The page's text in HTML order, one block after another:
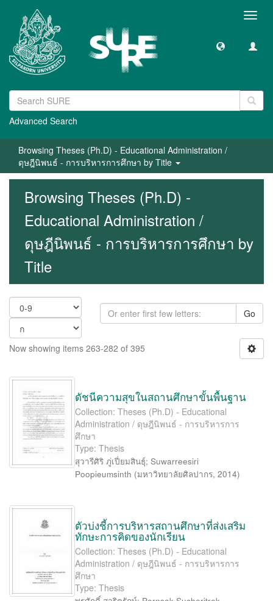
Advanced Search
Browsing Theses (Ph.D) - Educational Administration /
ดุษฎีนิพนธ์ - การบริหารการศึกษา by Title
Browsing Theses (Ph.D) -
Educational Administration /
ดุษฎีนิพนธ์ - การบริหารการศึกษา by
Title
Go
Now showing items 263-282 of 395
ดัชนีความสุขในสถานศึกษาขั้นพื้นฐาน
Collection: Theses (Ph.D) - Educational
Administration / ดุษฎีนิพนธ์ - การบริหารการ
ศึกษา
Type: Thesis
สุวารีศิริ ภู่เปี่ยมสินธุ์; Suwarreesiri
Poopieumsinth (มหาวิทยาลัยศิลปากร, 2014)
ตัวบ่งชี้การบริหารสถานศึกษาที่ส่งเสริม
ทักษะการคิดของนักเรียน
Collection: Theses (Ph.D) - Educational
Administration / ดุษฎีนิพนธ์ - การบริหารการ
ศึกษา
Type: Thesis